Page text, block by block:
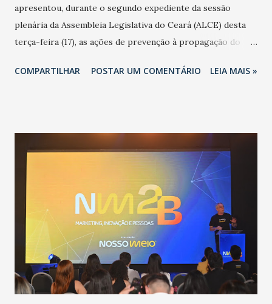
apresentou, durante o segundo expediente da sessão
plenária da Assembleia Legislativa do Ceará (ALCE) desta
terça-feira (17), as ações de prevenção à propagação do
adotadas pelo Governo do Estado na contenção da
população suspeita e de cuidados com os ambientes
públicos e domiciliares. “Nós não estamos vivendo uma
epidemia comum, como temos em todos os anos, com
aumento de casos de dengue, influenza ou H1N1. Trata-se
de uma epidemia com um vírus diferente, com um poder de
contaminação maior que outros coronavírus”, apontou o
secretário. Segundo ele, é uma epidemia com chance de
contaminação alta, podendo gerar um grande risco à
população e ao sistema de saúde. “Precisamos saber fazer a
estratificação do risco da doença, para não so...
COMPARTILHAR POSTAR UM COMENTÁRIO LEIA MAIS »